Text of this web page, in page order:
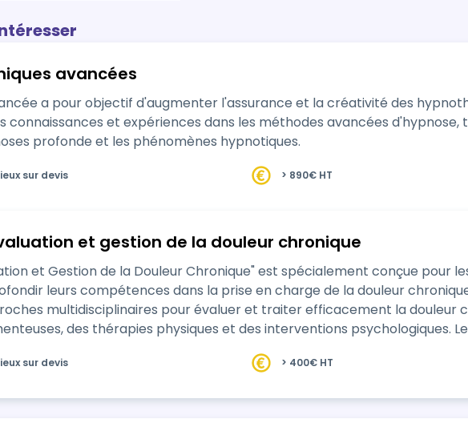
avancées
a pour objectif d'augmenter l'assurance et la créativité des
et expériences dans les méthodes avancées d'hypnose,
profonde et les phénomènes hypnotiques.
sur devis > 890€ HT
et gestion de la douleur chronique
et Gestion de la Douleur Chronique" est spécialement conçue pour
leurs compétences dans la prise en charge de la douleur chronique. Ce programme
multidisciplinaires pour évaluer et traiter efficacement la douleur
des thérapies physiques et des interventions psychologiques. Les participants acquerront
sur devis > 400€ HT